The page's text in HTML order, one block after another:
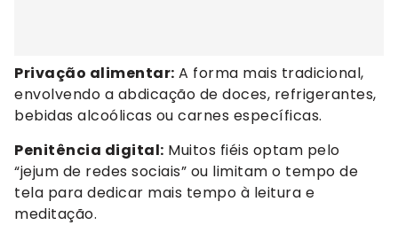
Privação alimentar: A forma mais tradicional,
envolvendo a abdicação de doces, refrigerantes,
bebidas alcoólicas ou carnes específicas.
Penitência digital: Muitos fiéis optam pelo
“jejum de redes sociais” ou limitam o tempo de
tela para dedicar mais tempo à leitura e
meditação.